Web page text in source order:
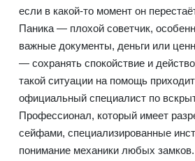
если в какой-то момент он
Паника — плохой советчик,
важные документы, деньги или
— сохранять спокойствие и
такой ситуации на помощь приходит
официальный специалист по
Профессионал, который имеет
сейфами, специализированные
понимание механики любых